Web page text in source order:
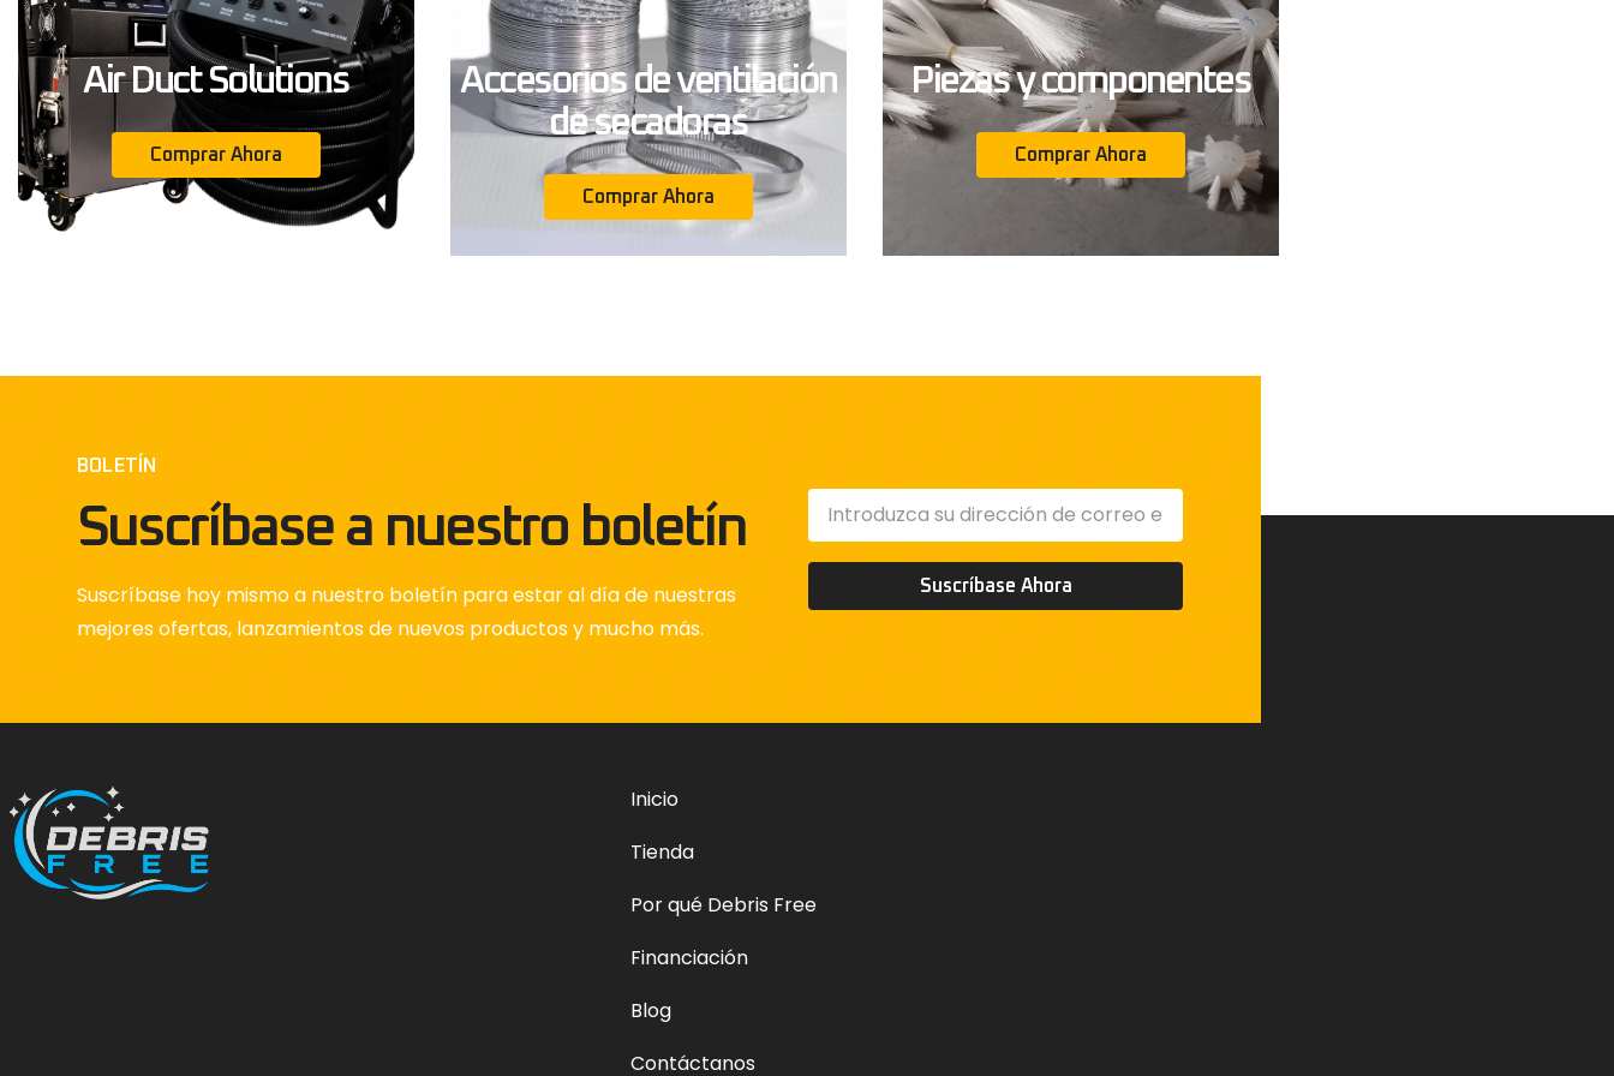
Air Duct Solutions
Comprar Ahora
Accesorios de ventilación
de secadoras
Comprar Ahora
Piezas y componentes
Comprar Ahora
BOLETÍN
Suscríbase a nuestro boletín
Suscríbase hoy mismo a nuestro boletín para estar al día de nuestras
mejores ofertas, lanzamientos de nuevos productos y mucho más.
Suscríbase Ahora
Inicio
Tienda
Por qué Debris Free
Financiación
Blog
Contáctanos